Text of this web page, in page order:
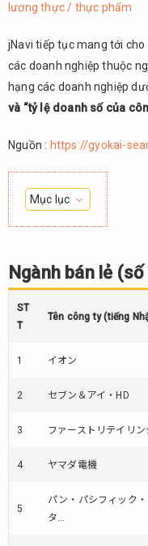
lương thực / thực phẩm
jNavi tiếp tục mang tới cho
các doanh nghiệp thuộc
hạng các doanh nghiệp
và “tỷ lệ doanh số của
Nguồn : https://gyokai-
Mục lục
1.
bán lẻ
(số
năm
Ngành
buôn
2018-
2019)
Ngành bán lẻ
ST
T
Tên công ty (tiếng
1 イオン
2 セブン＆アイ・HD
3 ファーストリテイリン
4 ヤマダ電機
5
パン・パシフィック
タ…